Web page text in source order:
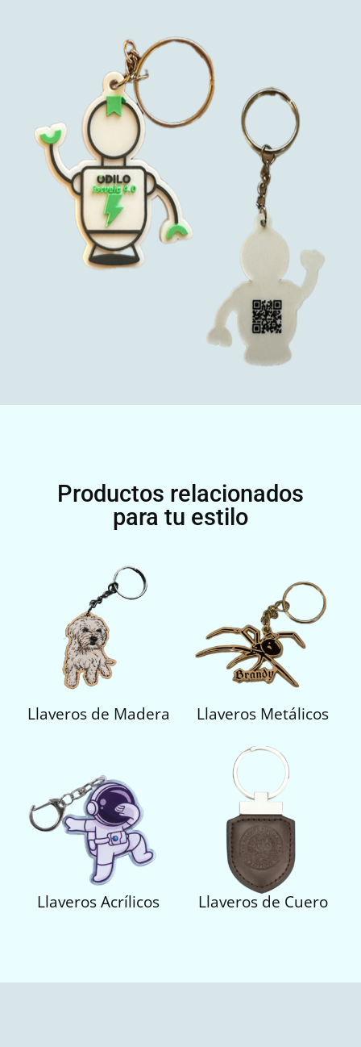
Productos relacionados
para tu estilo
Llaveros de Madera Llaveros Metálicos
Llaveros Acrílicos Llaveros de Cuero